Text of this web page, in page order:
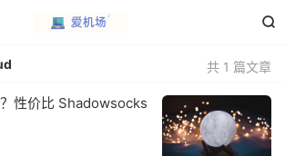

共 1 篇文章
性价比 Shadowsocks